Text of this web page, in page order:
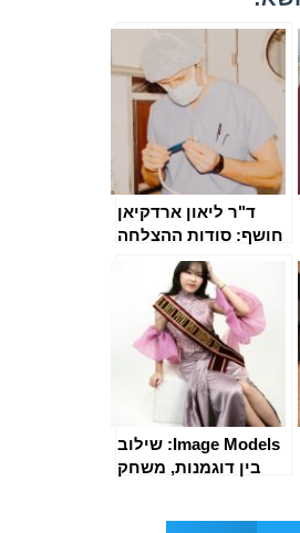
ד"ר ליאון ארדקיאן
חושף: סודות ההצלחה
בכירורגיה אסתטית
של הפנים
Image Models: שילוב
בין דוגמנות, משחק